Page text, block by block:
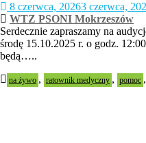
8 czerwca, 20263 czerwca,
WTZ PSONI Mokrzeszów
Serdecznie zapraszamy na
środę 15.10.2025 r. o godz.
będą…..
na żywo , ratownik medyczny , pomoc ,